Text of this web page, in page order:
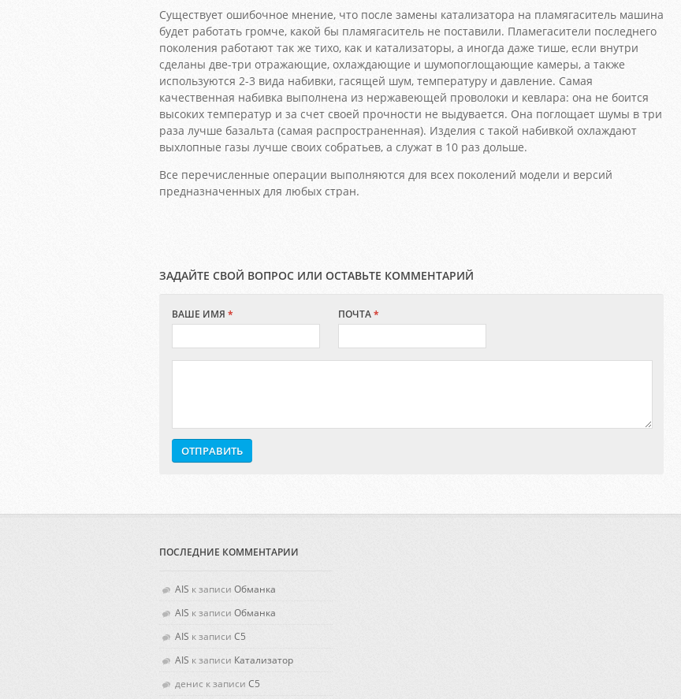
Существует ошибочное мнение, что после замены катализатора на пламягаситель машина
будет работать громче, какой бы пламягаситель не поставили. Пламегасители последнего
поколения работают так же тихо, как и катализаторы, а иногда даже тише, если внутри
сделаны две-три отражающие, охлаждающие и шумопоглощающие камеры, а также
используются 2-3 вида набивки, гасящей шум, температуру и давление. Самая
качественная набивка выполнена из нержавеющей проволоки и кевлара: она не боится
высоких температур и за счет своей прочности не выдувается. Она поглощает шумы в три
раза лучше базальта (самая распространенная). Изделия с такой набивкой охлаждают
выхлопные газы лучше своих собратьев, а служат в 10 раз дольше.
Все перечисленные операции выполняются для всех поколений модели и версий
предназначенных для любых стран.
ЗАДАЙТЕ СВОЙ ВОПРОС ИЛИ ОСТАВЬТЕ КОММЕНТАРИЙ
ВАШЕ ИМЯ* ПОЧТА*
ПОСЛЕДНИЕ КОММЕНТАРИИ
AIS к записи Обманка
AIS к записи Обманка
AIS к записи C5
AIS к записи Катализатор
денис к записи C5